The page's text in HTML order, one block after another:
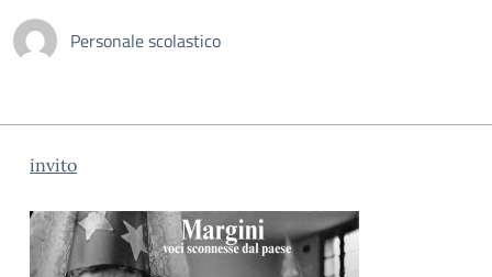
Personale scolastico
invito